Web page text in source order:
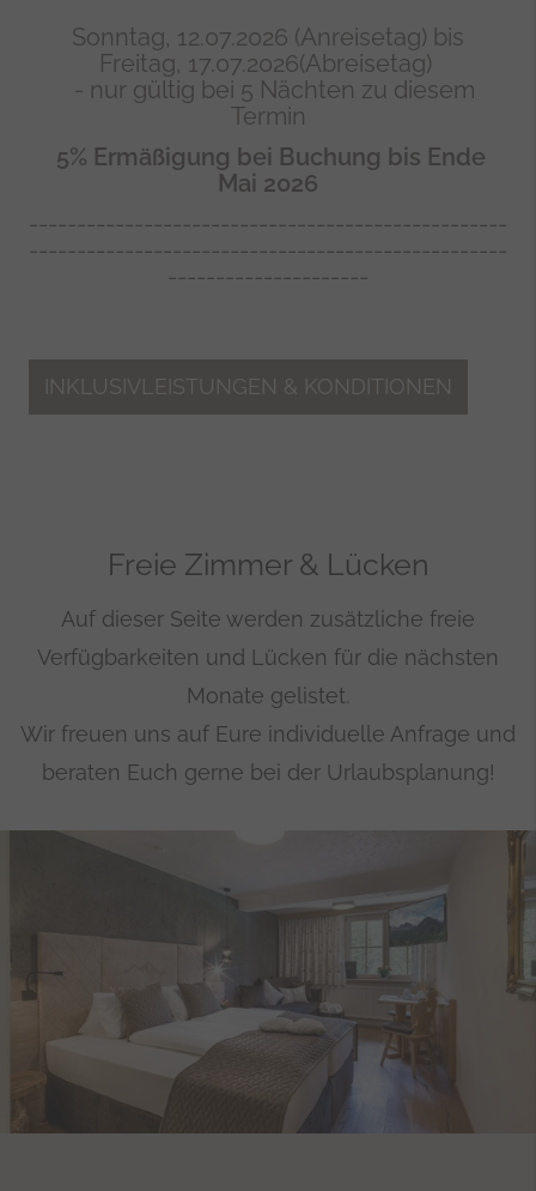
Sonntag, 12.07.2026 (Anreisetag) bis
Freitag, 17.07.2026(Abreisetag)
- nur gültig bei 5 Nächten zu diesem
Termin
5% Ermäßigung bei Buchung bis Ende
Mai 2026
--------------------------------------------------
--------------------------------------------------
---------------------
INKLUSIVLEISTUNGEN & KONDITIONEN
Freie Zimmer & Lücken
Auf dieser Seite werden zusätzliche freie
Verfügbarkeiten und Lücken für die nächsten
Monate gelistet.
Wir freuen uns auf Eure individuelle Anfrage und
beraten Euch gerne bei der Urlaubsplanung!